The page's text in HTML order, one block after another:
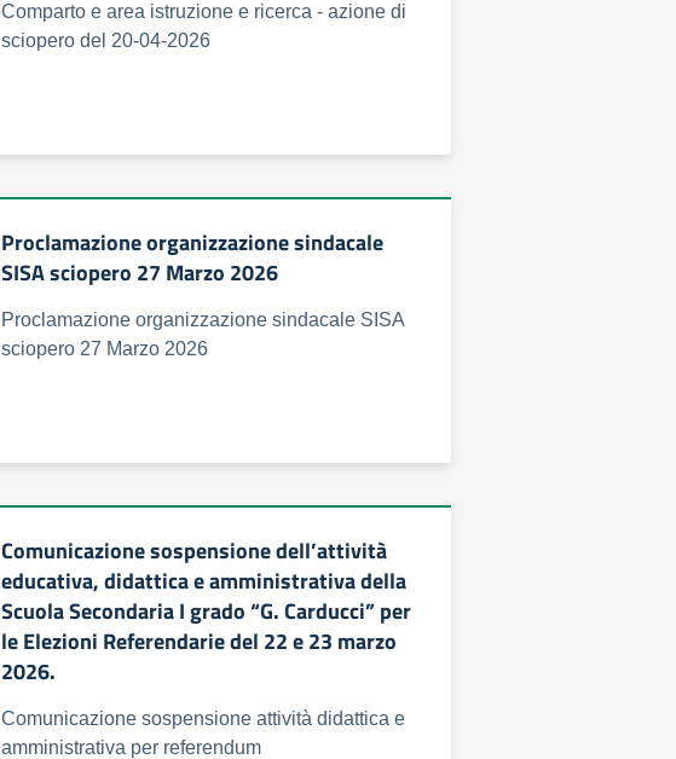
Comparto e area istruzione e ricerca - azione di
sciopero del 20-04-2026
Proclamazione organizzazione sindacale
SISA sciopero 27 Marzo 2026
Proclamazione organizzazione sindacale SISA
sciopero 27 Marzo 2026
Comunicazione sospensione dell’attività
educativa, didattica e amministrativa della
Scuola Secondaria I grado “G. Carducci” per
le Elezioni Referendarie del 22 e 23 marzo
2026.
Comunicazione sospensione attività didattica e
amministrativa per referendum